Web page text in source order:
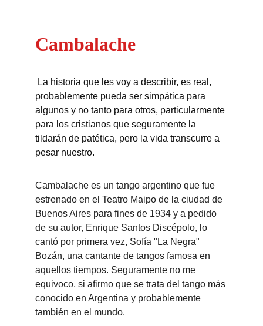
Cambalache
La historia que les voy a describir, es real,
probablemente pueda ser simpática para
algunos y no tanto para otros, particularmente
para los cristianos que seguramente la
tildarán de patética, pero la vida transcurre a
pesar nuestro.
Cambalache es un tango argentino que fue
estrenado en el Teatro Maipo de la ciudad de
Buenos Aires para fines de 1934 y a pedido
de su autor, Enrique Santos Discépolo, lo
cantó por primera vez, Sofía "La Negra"
Bozán, una cantante de tangos famosa en
aquellos tiempos. Seguramente no me
equivoco, si afirmo que se trata del tango más
conocido en Argentina y probablemente
también en el mundo.